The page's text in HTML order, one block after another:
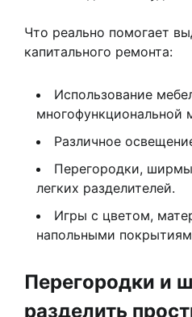
Что реально помогает
капитального ремонта:
Использование
многофункциональной
Различное
Перегородки,
легких разделителей.
Игры с цветом,
напольными
Перегородки и
разделить